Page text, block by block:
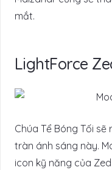
mắt.
LightForce
Chúa Tể Bóng Tối
tràn ánh sáng này.
icon kỹ năng của